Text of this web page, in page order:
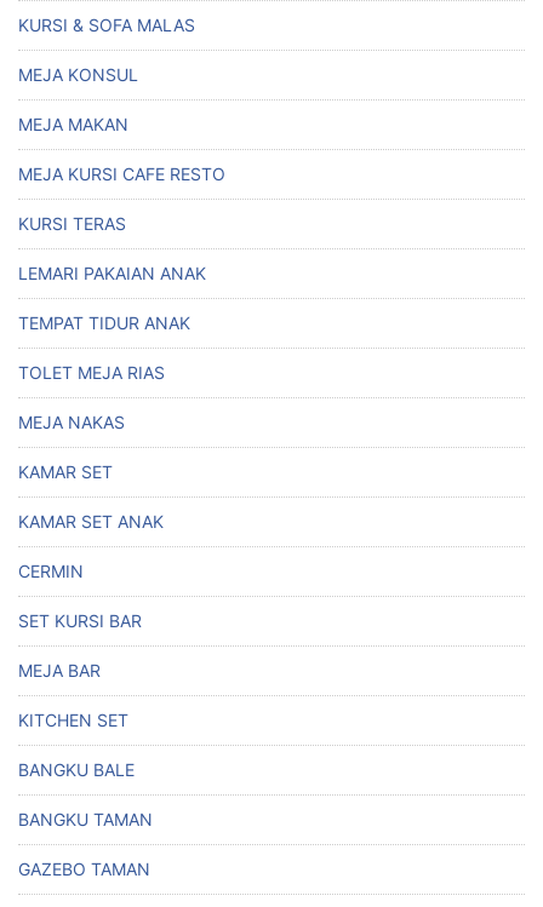
KURSI & SOFA MALAS
MEJA KONSUL
MEJA MAKAN
MEJA KURSI CAFE RESTO
KURSI TERAS
LEMARI PAKAIAN ANAK
TEMPAT TIDUR ANAK
TOLET MEJA RIAS
MEJA NAKAS
KAMAR SET
KAMAR SET ANAK
CERMIN
SET KURSI BAR
MEJA BAR
KITCHEN SET
BANGKU BALE
BANGKU TAMAN
GAZEBO TAMAN